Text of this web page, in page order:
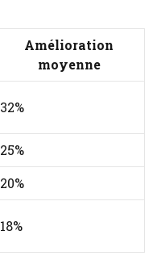
Amélioration
moyenne
32%
25%
20%
18%